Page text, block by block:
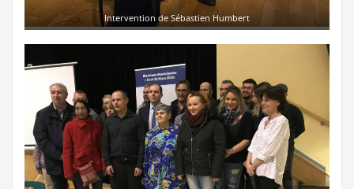
Intervention de Sébastien Humbert